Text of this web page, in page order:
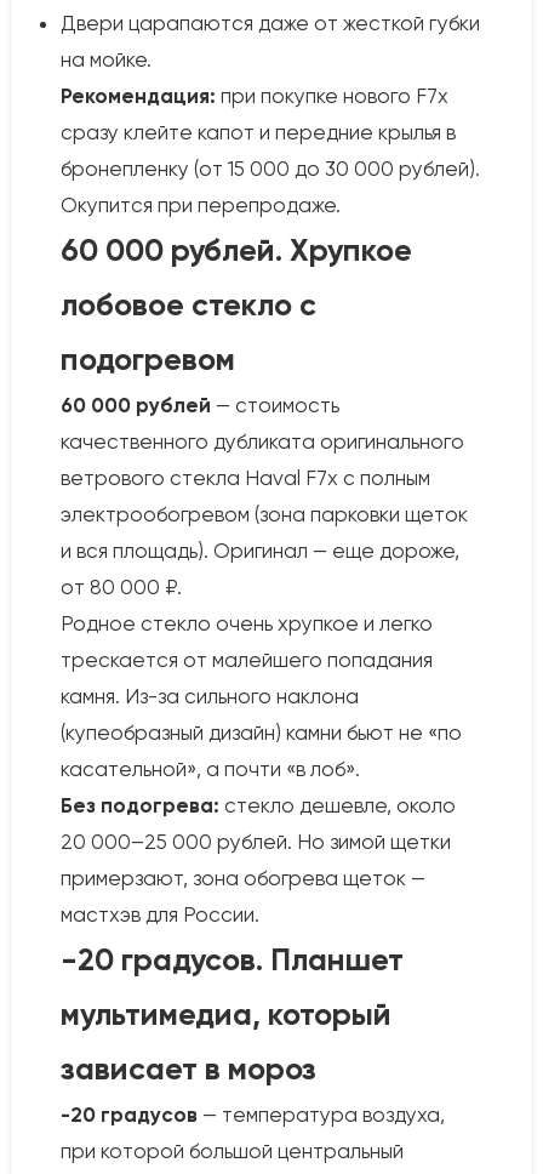
Двери царапаются даже от жесткой губки
на мойке.
Рекомендация: при покупке нового F7x
сразу клейте капот и передние крылья в
бронепленку (от 15 000 до 30 000 рублей).
Окупится при перепродаже.
60 000 рублей. Хрупкое
лобовое стекло с
подогревом
60 000 рублей — стоимость
качественного дубликата оригинального
ветрового стекла Haval F7x с полным
электрообогревом (зона парковки щеток
и вся площадь). Оригинал — еще дороже,
от 80 000 ₽.
Родное стекло очень хрупкое и легко
трескается от малейшего попадания
камня. Из-за сильного наклона
(купеобразный дизайн) камни бьют не «по
касательной», а почти «в лоб».
Без подогрева: стекло дешевле, около
20 000–25 000 рублей. Но зимой щетки
примерзают, зона обогрева щеток —
мастхэв для России.
-20 градусов. Планшет
мультимедиа, который
зависает в мороз
-20 градусов — температура воздуха,
при которой большой центральный